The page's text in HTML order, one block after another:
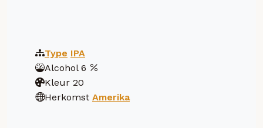
Type IPA
Alcohol 6
Kleur 20
Herkomst Amerika